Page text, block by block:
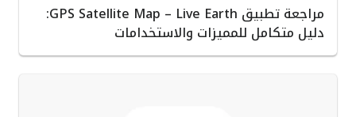
مراجعة تطبيق GPS Satellite Map – Live Earth:
دليل متكامل للمميزات والاستخدامات